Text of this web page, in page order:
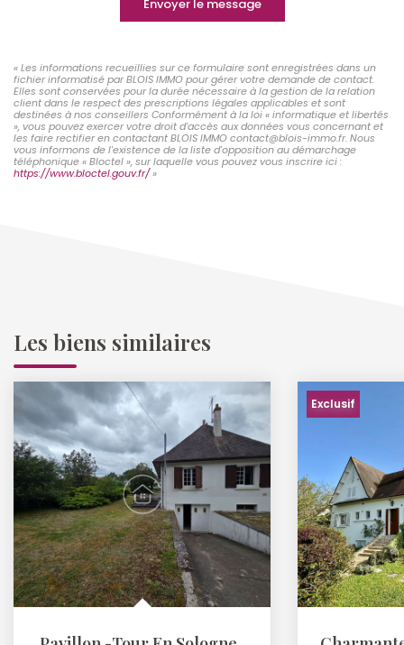
Envoyer le message
« Les informations recueillies sur ce formulaire sont enregistrées dans un
fichier informatisé par BLOIS IMMO pour gérer votre demande de contact.
Elles sont conservées pour la durée nécessaire à la gestion de la relation
client dans le respect des prescriptions légales applicables et sont
destinées à nos conseillers Conformément à la loi « informatique et libertés
», vous pouvez exercer votre droit d'accès aux données vous concernant et
les faire rectifier en contactant BLOIS IMMO contact@blois-immo.fr. Nous
vous informons de l'existence de la liste d'opposition au démarchage
téléphonique « Bloctel », sur laquelle vous pouvez vous inscrire ici :
https://www.bloctel.gouv.fr/»
Les biens similaires
Exclusif